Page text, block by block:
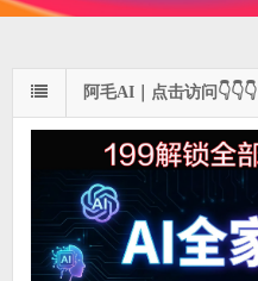
阿毛AI｜点击访问👇👇👇